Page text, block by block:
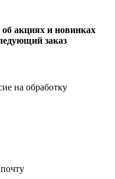
акциях и новинках
заказ
на обработку